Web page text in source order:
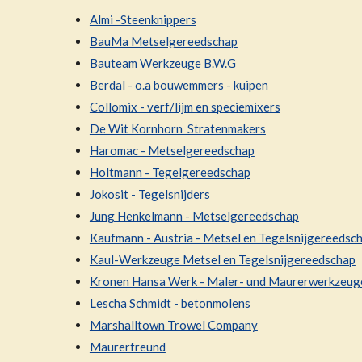
Almi -Steenknippers
BauMa Metselgereedschap
Bauteam Werkzeuge B.W.G
Berdal - o.a bouwemmers - kuipen
Collomix - verf/lijm en speciemixers
De Wit Kornhorn Stratenmakers
Haromac - Metselgereedschap
Holtmann - Tegelgereedschap
Jokosit - Tegelsnijders
Jung Henkelmann - Metselgereedschap
Kaufmann - Austria - Metsel en
Kaul-Werkzeuge Metsel en Tegelsnijgereedschap
Kronen Hansa Werk - Maler- und
Lescha Schmidt - betonmolens
Marshalltown Trowel Company
Maurerfreund